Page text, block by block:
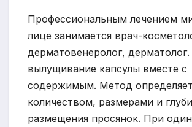
Профессиональным лечением
лице занимается врач-
дерматовенеролог,
вылущивание капсулы вместе с
содержимым. Метод
количеством, размерами и
размещения просянок. При